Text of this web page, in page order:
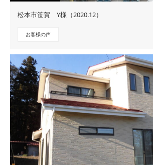
松本市笹賀 Y様（2020.12）
お客様の声